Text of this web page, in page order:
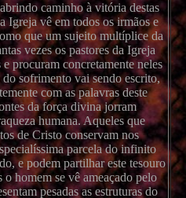
caminho à vitória destas
Igreja vê em todos os irmãos e
que um sujeito multíplice da
vezes os pastores da Igreja
procuram concretamente neles
sofrimento vai sendo escrito,
com as palavras deste
da força divina jorram
humana. Aqueles que
de Cristo conservam nos
parcela do infinito
e podem partilhar este tesouro
homem se vê ameaçado pelo
pesadas as estruturas do